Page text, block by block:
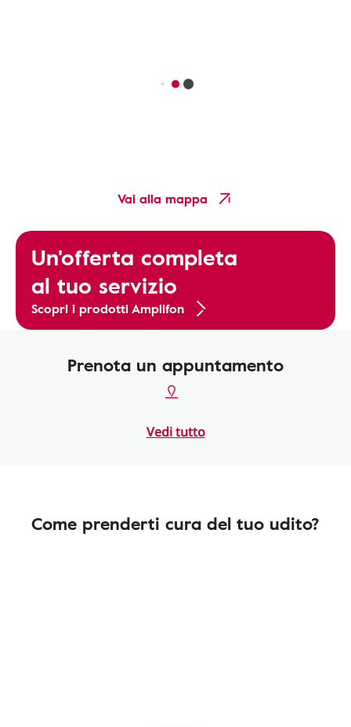
Vai alla mappa
Un'offerta completa
al tuo servizio
Scopri i prodotti Amplifon
Prenota un appuntamento
Vedi tutto
Come prenderti cura del tuo udito?